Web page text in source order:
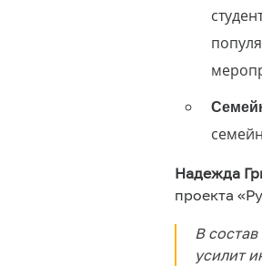
Надежда
проекта
В
усилит